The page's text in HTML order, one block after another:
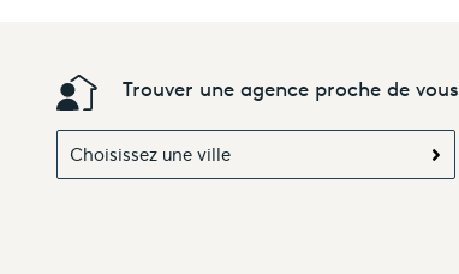
Trouver une agence proche de vous
Choisissez une ville